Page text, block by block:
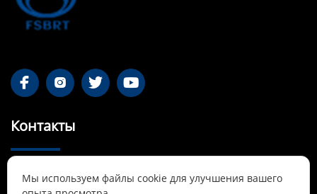
   
Контакты

55-1 Qianjin Road, район Синьфу, Фушунь,
Ляонин
Мы используем файлы cookie для улучшения вашего